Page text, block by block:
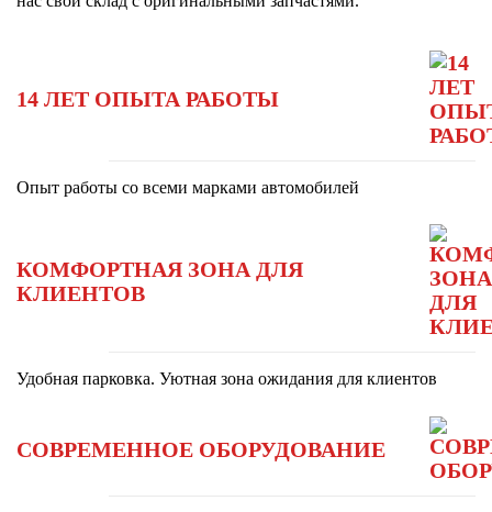
14 ЛЕТ ОПЫТА РАБОТЫ
Опыт работы со всеми марками автомобилей
КОМФОРТНАЯ ЗОНА ДЛЯ
КЛИЕНТОВ
Удобная парковка. Уютная зона ожидания для клиентов
СОВРЕМЕННОЕ ОБОРУДОВАНИЕ